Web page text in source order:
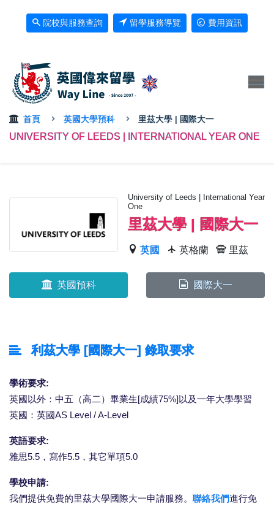
院校與服務查詢 留學服務導覽 費用資訊
首頁 英國大學預科 里茲大學 | 國際大一
UNIVERSITY OF LEEDS | INTERNATIONAL YEAR ONE
University of Leeds | International Year
One
里茲大學 | 國際大一
英國 英格蘭 里茲
英國預科 國際大一
利茲大學 [國際大一] 錄取要求
學術要求:
英國以外：中五（高二）畢業生[成績75%]以及一年大學學習
英國：英國AS Level / A-Level
英語要求:
雅思5.5，寫作5.5，其它單項5.0
學校申請:
我們提供免費的里茲大學國際大一申請服務。 聯絡我們進行免